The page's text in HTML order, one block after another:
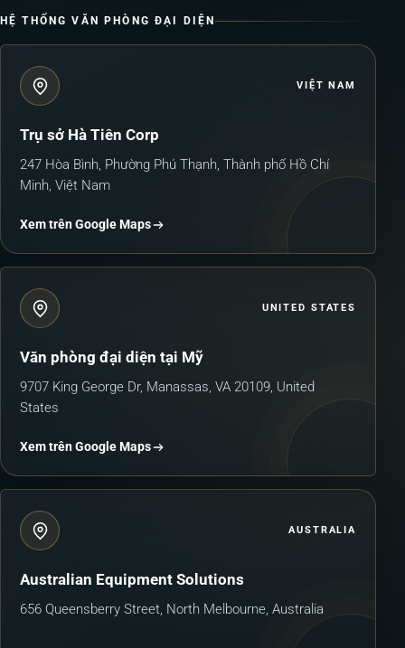
HỆ THỐNG VĂN PHÒNG ĐẠI DIỆN
VIỆT NAM
Trụ sở Hà Tiên Corp
247 Hòa Bình, Phường Phú Thạnh, Thành phố Hồ Chí
Minh, Việt Nam
Xem trên Google Maps
UNITED STATES
Văn phòng đại diện tại Mỹ
9707 King George Dr, Manassas, VA 20109, United
States
Xem trên Google Maps
AUSTRALIA
Australian Equipment Solutions
656 Queensberry Street, North Melbourne, Australia